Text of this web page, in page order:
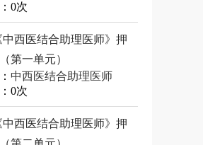
0次
中西医结合助理医师》押
第一单元）
中西医结合助理医师
0次
中西医结合助理医师》押